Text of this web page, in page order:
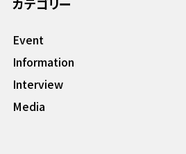
Event
Information
Interview
Media